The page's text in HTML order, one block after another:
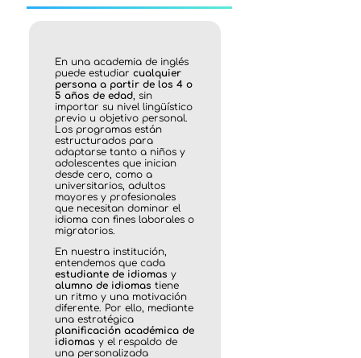
En una academia de inglés
puede estudiar cualquier
persona a partir de los 4 o
5 años de edad, sin
importar su nivel lingüístico
previo u objetivo personal.
Los programas están
estructurados para
adaptarse tanto a niños y
adolescentes que inician
desde cero, como a
universitarios, adultos
mayores y profesionales
que necesitan dominar el
idioma con fines laborales o
migratorios.
En nuestra institución,
entendemos que cada
estudiante de idiomas y
alumno de idiomas tiene
un ritmo y una motivación
diferente. Por ello, mediante
una estratégica
planificación académica de
idiomas y el respaldo de
una personalizada